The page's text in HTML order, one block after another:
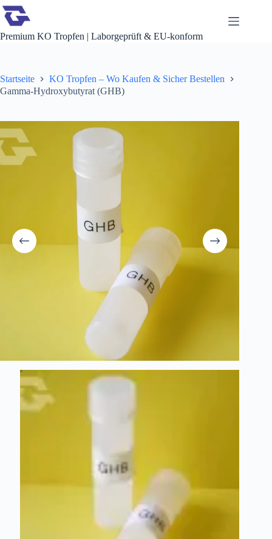
Zum
Inhalt
springen
Premium KO Tropfen | Laborgeprüft & EU-konform
Startseite
KO Tropfen – Wo Kaufen & Sicher Bestellen
Gamma-Hydroxybutyrat (GHB)